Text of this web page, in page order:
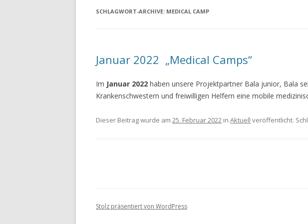
SCHLAGWORT-ARCHIVE: MEDICAL CAMP
Januar 2022 „Medical Camps“
Im Januar 2022 haben unsere Projektpartner Bala junior, Bala
Krankenschwestern und freiwilligen Helfern eine mobile
Dieser Beitrag wurde am 25. Februar 2022 in Aktuell veröffentlicht.
Stolz präsentiert von WordPress